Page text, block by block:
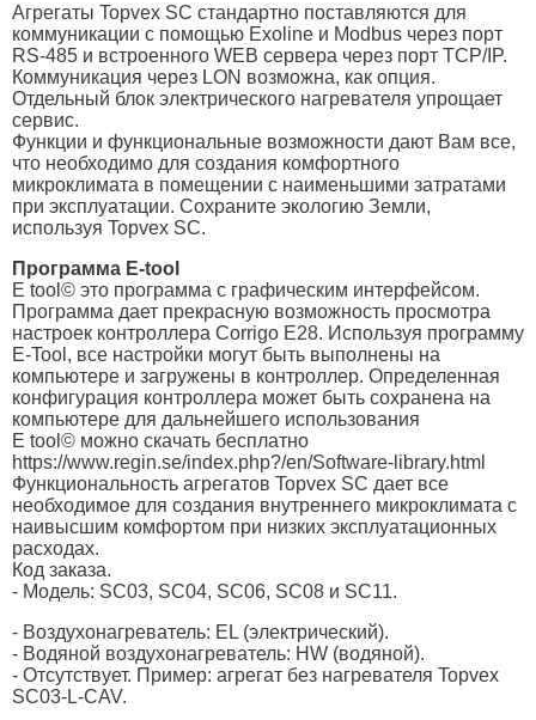
Агрегаты Topvex SC стандартно поставляются для
коммуникации с помощью Exoline и Modbus через порт
RS-485 и встроенного WEB сервера через порт TCP/IP.
Коммуникация через LON возможна, как опция.
Отдельный блок электрического нагревателя упрощает
сервис.
Функции и функциональные возможности дают Вам все,
что необходимо для создания комфортного
микроклимата в помещении с наименьшими затратами
при эксплуатации. Сохраните экологию Земли,
используя Topvex SC.
Программа E-tool
E tool© это программа с графическим интерфейсом.
Программа дает прекрасную возможность просмотра
настроек контроллера Corrigo E28. Используя программу
E-Tool, все настройки могут быть выполнены на
компьютере и загружены в контроллер. Определенная
конфигурация контроллера может быть сохранена на
компьютере для дальнейшего использования
E tool© можно скачать бесплатно
https://www.regin.se/index.php?/en/Software-library.html
Функциональность агрегатов Topvex SC дает все
необходимое для создания внутреннего микроклимата с
наивысшим комфортом при низких эксплуатационных
расходах.
Код заказа.
- Модель: SС03, SС04, SС06, SC08 и SC11.
- Воздухонагреватель: EL (электрический).
- Водяной воздухонагреватель: HW (водяной).
- Отсутствует. Пример: агрегат без нагревателя Topvex
SC03-L-CAV.